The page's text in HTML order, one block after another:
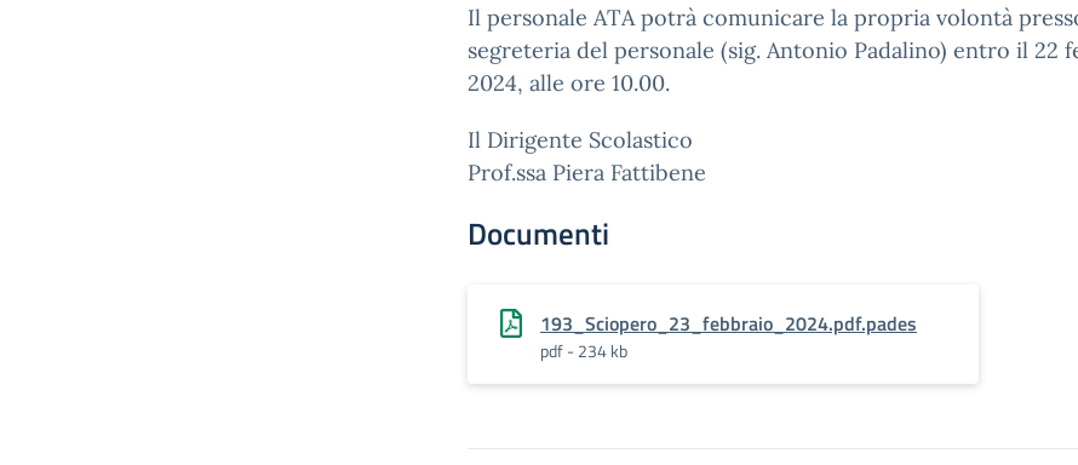
Il personale ATA potrà comunicare la propria volontà
segreteria del personale (sig. Antonio Padalino) entro il 22
2024, alle ore 10.00.
Il Dirigente Scolastico
Prof.ssa Piera Fattibene
Documenti
193_Sciopero_23_febbraio_2024.pdf.pades
pdf - 234 kb